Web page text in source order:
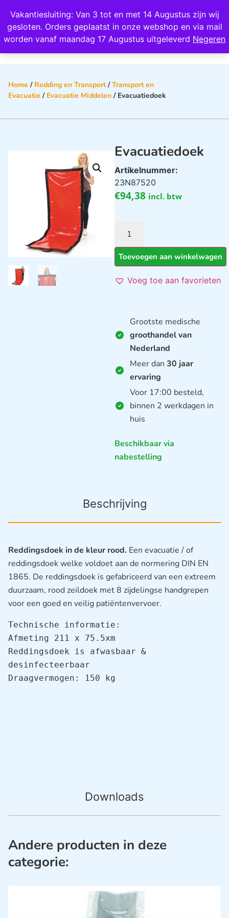
Vakantiesluiting: Van 3 tot en met 14 Augustus zijn wij
gesloten. Orders geplaatst in onze webshop en via mail
worden vanaf maandag 17 Augustus uitgeleverd Negeren
Wij scoren een 4,8 op Google
Home / Redding en Transport/Transport en
Evacuatie / Evacuatie Middelen / Evacuatiedoek
Evacuatiedoek
Artikelnummer:
23N87520
€94,38 incl. btw
Toevoegen aan winkelwagen
Voeg toe aan favorieten
Grootste medische
groothandel van
Nederland
Meer dan 30 jaar
ervaring
Voor 17:00 besteld,
binnen 2 werkdagen in
huis
Beschikbaar via
nabestelling
Beschrijving
Downloads
Reddingsdoek in de kleur rood. Een evacuatie / of
reddingsdoek welke voldoet aan de normering DIN EN
1865. De reddingsdoek is gefabriceerd van een extreem
duurzaam, rood zeildoek met 8 zijdelingse handgrepen
voor een goed en veilig patiëntenvervoer.
Technische informatie:
Afmeting 211 x 75.5xm
Reddingsdoek is afwasbaar &
desinfecteerbaar
Draagvermogen: 150 kg
Andere producten in deze
categorie: